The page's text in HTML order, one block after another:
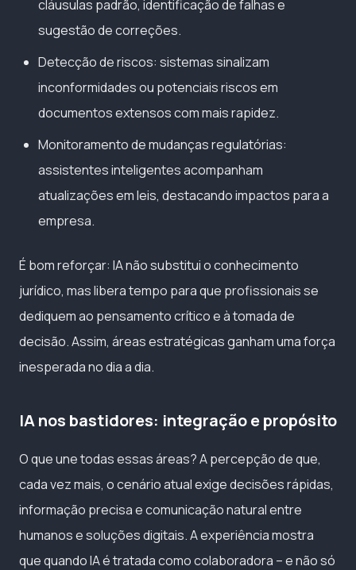
cláusulas padrão, identificação de falhas e
sugestão de correções.
Detecção de riscos: sistemas sinalizam
inconformidades ou potenciais riscos em
documentos extensos com mais rapidez.
Monitoramento de mudanças regulatórias:
assistentes inteligentes acompanham
atualizações em leis, destacando impactos para a
empresa.
É bom reforçar: IA não substitui o conhecimento
jurídico, mas libera tempo para que profissionais se
dediquem ao pensamento crítico e à tomada de
decisão. Assim, áreas estratégicas ganham uma força
inesperada no dia a dia.
IA nos bastidores: integração e propósito
O que une todas essas áreas? A percepção de que,
cada vez mais, o cenário atual exige decisões rápidas,
informação precisa e comunicação natural entre
humanos e soluções digitais. A experiência mostra
que quando IA é tratada como colaboradora – e não só